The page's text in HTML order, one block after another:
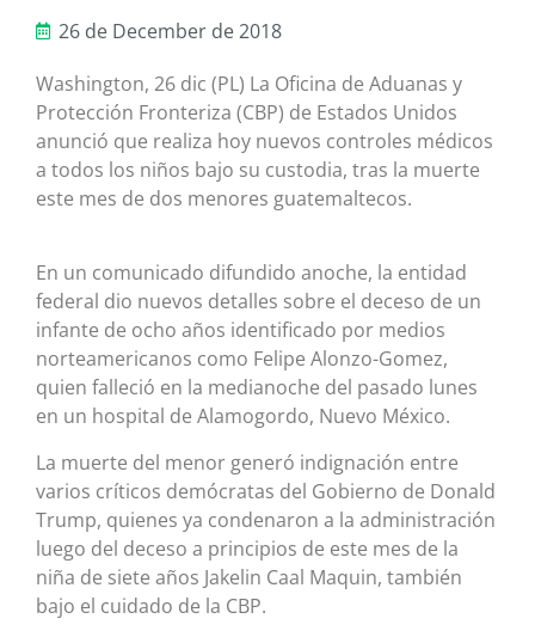
26 de December de 2018
Washington, 26 dic (PL) La Oficina de Aduanas y
Protección Fronteriza (CBP) de Estados Unidos
anunció que realiza hoy nuevos controles médicos
a todos los niños bajo su custodia, tras la muerte
este mes de dos menores guatemaltecos.
En un comunicado difundido anoche, la entidad
federal dio nuevos detalles sobre el deceso de un
infante de ocho años identificado por medios
norteamericanos como Felipe Alonzo-Gomez,
quien falleció en la medianoche del pasado lunes
en un hospital de Alamogordo, Nuevo México.
La muerte del menor generó indignación entre
varios críticos demócratas del Gobierno de Donald
Trump, quienes ya condenaron a la administración
luego del deceso a principios de este mes de la
niña de siete años Jakelin Caal Maquin, también
bajo el cuidado de la CBP.